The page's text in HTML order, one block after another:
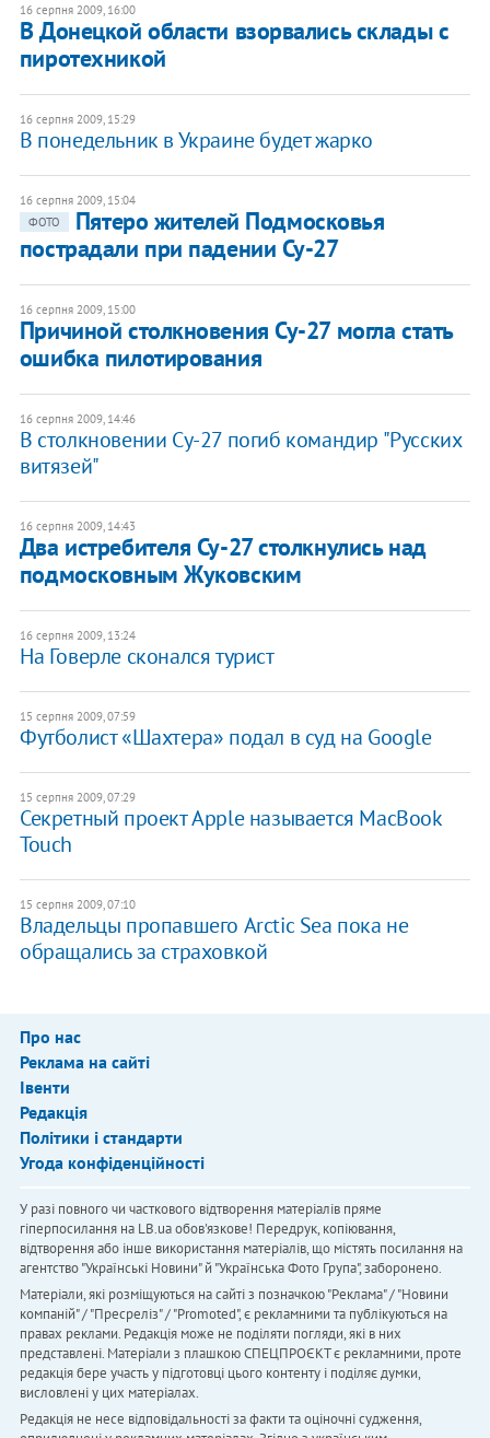
16 серпня 2009, 16:00
В Донецкой области взорвались склады с
пиротехникой
16 серпня 2009, 15:29
В понедельник в Украине будет жарко
16 серпня 2009, 15:04
ФОТО
Пятеро жителей Подмосковья
пострадали при падении Су-27
16 серпня 2009, 15:00
Причиной столкновения Су-27 могла стать
ошибка пилотирования
16 серпня 2009, 14:46
В столкновении Су-27 погиб командир "Русских
витязей"
16 серпня 2009, 14:43
Два истребителя Су-27 столкнулись над
подмосковным Жуковским
16 серпня 2009, 13:24
На Говерле сконался турист
15 серпня 2009, 07:59
Футболист «Шахтера» подал в суд на Google
15 серпня 2009, 07:29
Секретный проект Apple называется MacBook
Touch
15 серпня 2009, 07:10
Владельцы пропавшего Arctic Sea пока не
обращались за страховкой
Про нас
Реклама на сайті
Івенти
Редакція
Політики і стандарти
Угода конфіденційності
У разі повного чи часткового відтворення матеріалів пряме
гіперпосилання на LB.ua обов'язкове! Передрук, копіювання,
відтворення або інше використання матеріалів, що містять посилання на
агентство "Українськi Новини" й "Українська Фото Група", заборонено.
Матеріали, які розміщуються на сайті з позначкою "Реклама" / "Новини
компаній" / "Пресреліз" / "Promoted", є рекламними та публікуються на
правах реклами. Редакція може не поділяти погляди, які в них
представлені. Матеріали з плашкою СПЕЦПРОЄКТ є рекламними, проте
редакція бере участь у підготовці цього контенту і поділяє думки,
висловлені у цих матеріалах.
Редакція не несе відповідальності за факти та оціночні судження,